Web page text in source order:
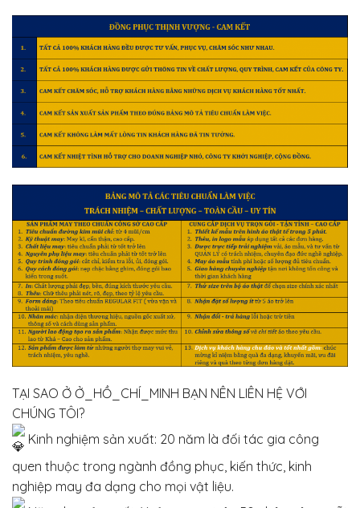
TẠI SAO Ở Ở_HỒ_CHÍ_MINH BẠN NÊN LIÊN HỆ VỚI
CHÚNG TÔI?
Kinh nghiệm sản xuất: 20 năm là đối tác gia công
quen thuộc trong ngành đồng phục, kiến thức, kinh
nghiệp may đa dạng cho mọi vật liệu.